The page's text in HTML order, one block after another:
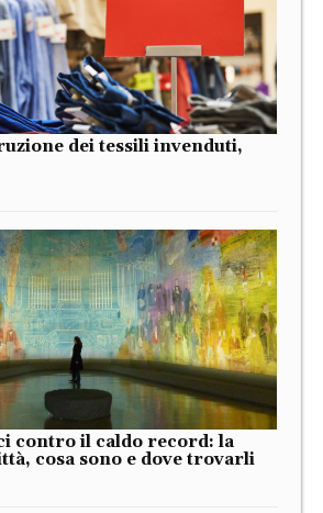
dei tessili invenduti,
contro il caldo record: la
cosa sono e dove trovarli